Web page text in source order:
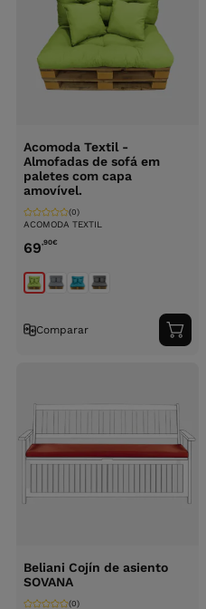
Acomoda Textil -
Almofadas de sofá em
paletes com capa
amovível.
ACOMODA TEXTIL
(0)
69,90€
Comparar
ao
Beliani Cojín de asiento
SOVANA
(0)